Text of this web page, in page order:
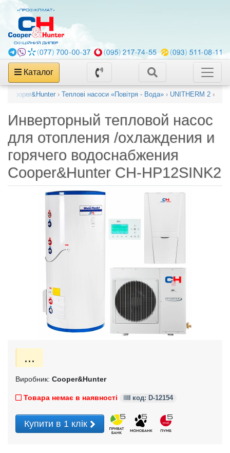
Каталог
Cooper&Hunter › Теплові насоси «Повітря - Вода» › UNITHERM 2 ›
Инверторный тепловой насос
для отопления /охлаждения и
горячего водоснабжения
Cooper&Hunter CH-HP12SINK2
...
Виробник: Cooper&Hunter
Товара немає в наявності код: D-12154
Купити в 1 клік